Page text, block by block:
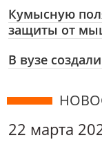
Кумысную
защиты от
В вузе
22 марта